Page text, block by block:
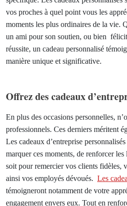
vos proches à quel point vous les
moments les plus ordinaires de la vie.
un ami pour son soutien, ou bien
réussite, un cadeau personnalisé
manière unique et significative.
Offrez des cadeaux
En plus des occasions personnelles,
professionnels. Ces derniers méritent
Les cadeaux d’entreprise
marquer ces moments, de renforcer
soit pour remercier vos clients fidèles,
ainsi vos employés dévoués. Les
témoigneront notamment de votre
engagement envers eux. Tout en